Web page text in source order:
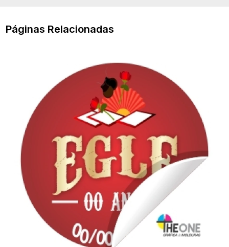
Páginas Relacionadas